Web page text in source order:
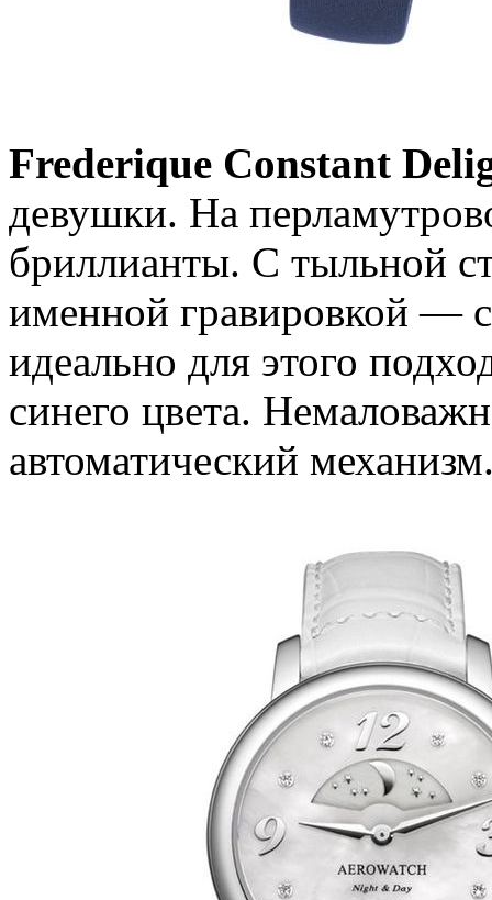
Frederique Constant
девушки. На
бриллианты. С тыльной
именной гравировкой —
идеально для этого
синего цвета.
автоматический